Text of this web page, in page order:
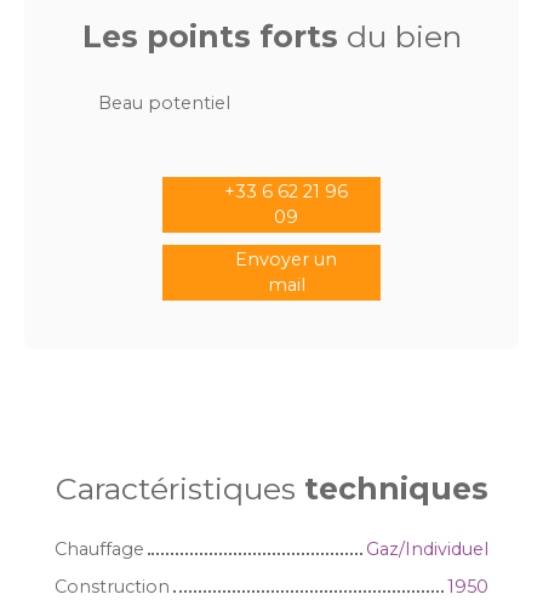
Les points forts du bien
Beau potentiel
+33 6 62 21 96
09
Envoyer un
mail
Caractéristiques techniques
Chauffage
Gaz/Individuel
Construction
1950